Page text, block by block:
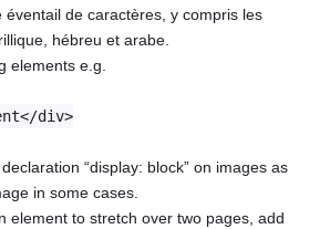
éventail de caractères, y compris les
hébreu et arabe.
elements e.g.
div>
“display: block” on images as
in some cases.
element to stretch over two pages, add